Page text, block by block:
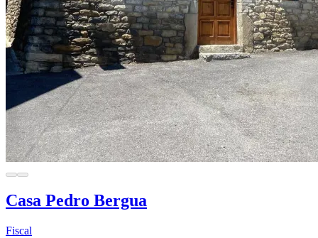
Casa Pedro Bergua
Fiscal